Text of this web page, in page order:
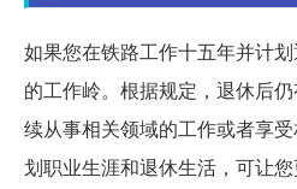
如果您在铁路工作十五年并计
的工作岭。根据规定，退休后
续从事相关领域的工作或者享
划职业生涯和退休生活，可让